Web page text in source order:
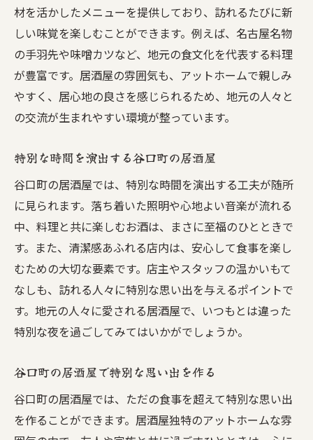
材を活かしたメニューを提供しており、訪れるたびに新
しい味覚を楽しむことができます。例えば、名古屋名物
の手羽先や味噌カツなど、地元の食文化を代表する料理
が豊富です。居酒屋の雰囲気も、アットホームで親しみ
やすく、居心地の良さを感じられるため、地元の人々と
の交流が生まれやすい環境が整っています。
特別な時間を演出する谷口町の居酒屋
谷口町の居酒屋では、特別な時間を演出する工夫が随所
に見られます。落ち着いた照明や心地よい音楽が流れる
中、料理と共に楽しむお酒は、まさに至福のひとときで
す。また、清潔感あふれる店内は、安心して食事を楽し
むための大切な要素です。店主やスタッフの温かいもて
なしも、訪れる人々に特別な思い出を与えるポイントで
す。地元の人々に愛される居酒屋で、いつもとは違った
特別な夜を過ごしてみてはいかがでしょうか。
谷口町の居酒屋で特別な思い出を作る
谷口町の居酒屋では、ただの食事を超えて特別な思い出
を作ることができます。居酒屋独特のアットホームな雰